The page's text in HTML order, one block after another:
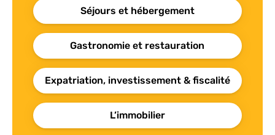
Séjours et hébergement
Gastronomie et restauration
Expatriation, investissement & fiscalité
L’immobilier